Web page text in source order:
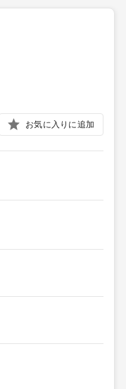
お気に入りに追加